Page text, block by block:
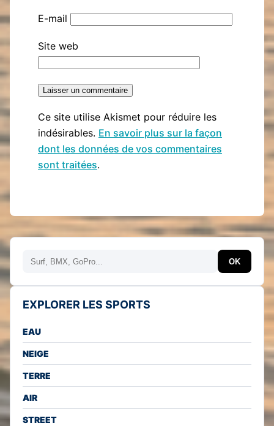
E-mail
Site web
Ce site utilise Akismet pour réduire les
indésirables. En savoir plus sur la façon
dont les données de vos commentaires
sont traitées.
Rechercher OK
EXPLORER LES SPORTS
EAU
NEIGE
TERRE
AIR
STREET